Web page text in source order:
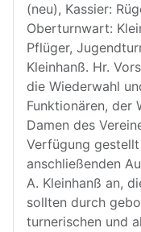
(neu), Kassier:
Oberturnwart:
Pflüger,
Kleinhanß. Hr.
die Wiederwahl
Funktionären, der
Damen des
Verfügung
anschließenden
A. Kleinhanß an,
sollten durch
turnerischen und